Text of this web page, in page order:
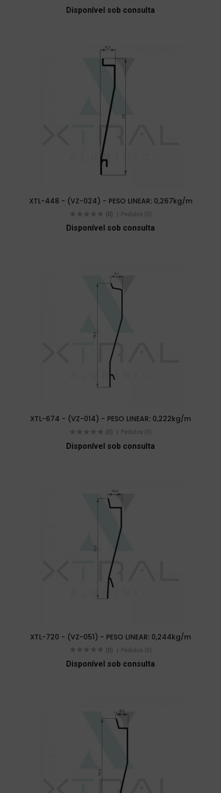
Disponível sob consulta
XTL-448 - (VZ-024) - PESO LINEAR: 0,267kg/m
(0) Pedidos (0)
Disponível sob consulta
XTL-674 - (VZ-014) - PESO LINEAR: 0,222kg/m
(0) Pedidos (0)
Disponível sob consulta
XTL-720 - (VZ-051) - PESO LINEAR: 0,244kg/m
(0) Pedidos (0)
Disponível sob consulta